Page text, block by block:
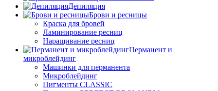
Депиляция
Брови и ресницы
Краска для бровей
Ламинирование ресниц
Наращивание ресниц
Перманент и
микроблейдинг
Машинки для перманента
Микроблейдинг
Пигменты CLASSIC